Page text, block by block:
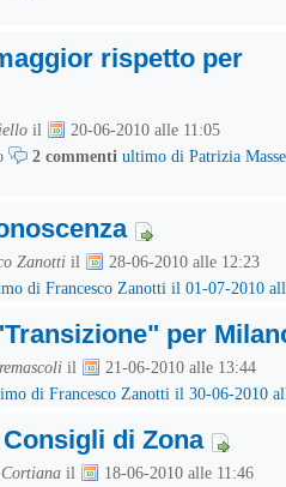
rispetto per
il
20-06-2010 alle 11:05
2 commenti ultimo di Patrizia
Zanotti il
28-06-2010 alle 12:23
di Francesco Zanotti il 01-07-2010
per
il
21-06-2010 alle 13:44
di Francesco Zanotti il 30-06-2010
di Zona
il
18-06-2010 alle 11:46